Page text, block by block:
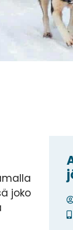
joko